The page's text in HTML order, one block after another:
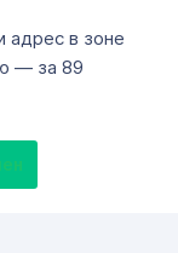
в зоне
— за 89